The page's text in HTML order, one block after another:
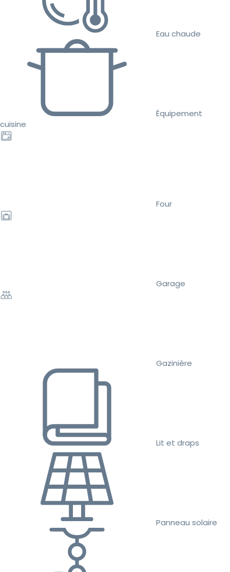
Eau chaude
Équipement
cuisine
Four
Garage
Gazinière
Lit et draps
Panneau solaire